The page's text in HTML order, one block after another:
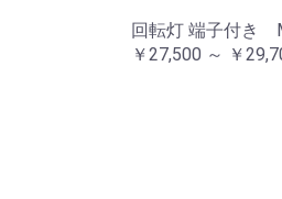
回転灯 端子付き
￥27,500 ～ ￥